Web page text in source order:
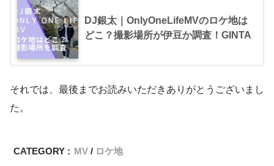
DJ銀太｜OnlyOneLifeMVのロケ地は
どこ？撮影場所が伊豆か調査！GINTA
それでは、最後までお読みいただきありがとうございまし
た。
CATEGORY : MV ロケ地